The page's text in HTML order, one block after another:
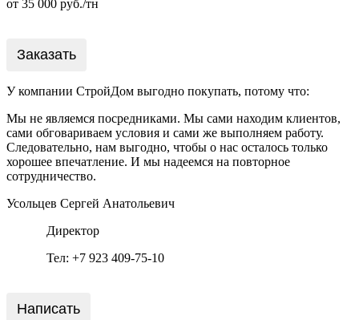
от 35 000 руб./тн
Заказать
У компании СтройДом выгодно покупать, потому что:
Мы не являемся посредниками. Мы сами находим клиентов,
сами обговариваем условия и сами же выполняем работу.
Следовательно, нам выгодно, чтобы о нас осталось только
хорошее впечатление. И мы надеемся на повторное
сотрудничество.
Усольцев Сергей Анатольевич
Директор
Тел: +7 923 409-75-10
Написать